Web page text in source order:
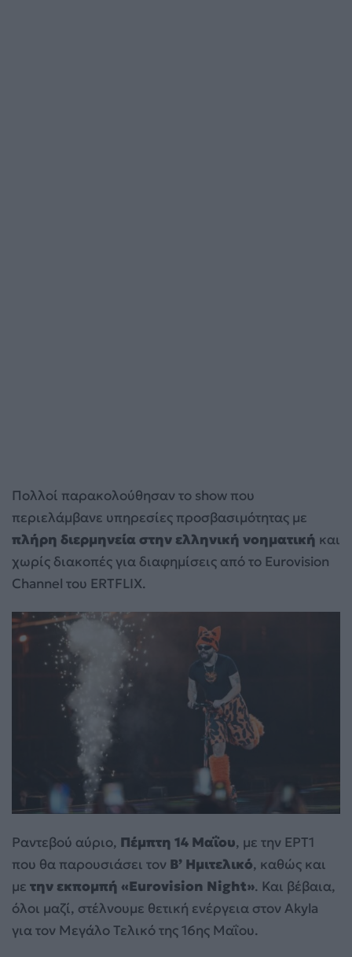
Πολλοί παρακολούθησαν το show που
περιελάμβανε υπηρεσίες προσβασιμότητας με
πλήρη διερμηνεία στην ελληνική νοηματική και
χωρίς διακοπές για διαφημίσεις από το Eurovision
Channel του ERTFLIX.
Ραντεβού αύριο, Πέμπτη 14 Μαΐου, με την ΕΡΤ1
που θα παρουσιάσει τον Β’ Ημιτελικό, καθώς και
με την εκπομπή «Eurovision Night». Και βέβαια,
όλοι μαζί, στέλνουμε θετική ενέργεια στον Akyla
για τον Μεγάλο Τελικό της 16ης Μαΐου.